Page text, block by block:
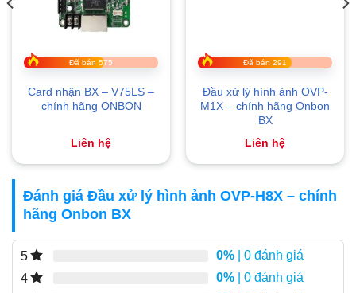
Đã bán 575
Card nhận BX – V75LS –
chính hãng ONBON
Liên hệ
Đã bán 291
Đầu xử lý hình ảnh OVP-
M1X – chính hãng Onbon
BX
Liên hệ
Đánh giá Đầu xử lý hình ảnh OVP-H8X – chính
hãng Onbon BX
5 0% | 0 đánh giá
4
0% | 0 đánh giá